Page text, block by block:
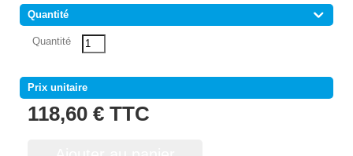
Quantité
Quantité
Prix unitaire
118,60 € TTC